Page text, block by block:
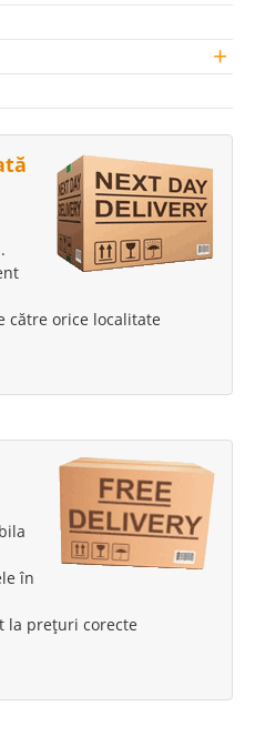
+
către orice localitate
în
la prețuri corecte